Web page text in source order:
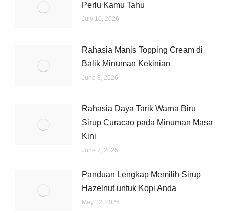
Perlu Kamu Tahu
July 10, 2026
Rahasia Manis Topping Cream di
Balik Minuman Kekinian
June 8, 2026
Rahasia Daya Tarik Warna Biru
Sirup Curacao pada Minuman Masa
Kini
June 7, 2026
Panduan Lengkap Memilih Sirup
Hazelnut untuk Kopi Anda
May 12, 2026